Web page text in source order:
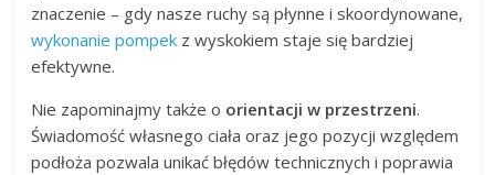
znaczenie – gdy nasze ruchy są płynne i skoordynowane,
wykonanie pompek z wyskokiem staje się bardziej
efektywne.
Nie zapominajmy także o orientacji w przestrzeni.
Świadomość własnego ciała oraz jego pozycji względem
podłoża pozwala unikać błędów technicznych i poprawia